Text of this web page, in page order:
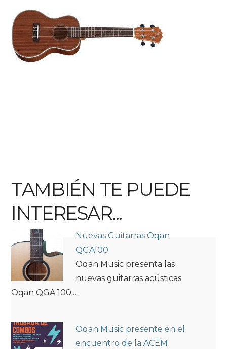
TAMBIÉN TE PUEDE
INTERESAR...
Nuevas Guitarras Oqan
QGA100
Oqan Music presenta las
nuevas guitarras acústicas
Oqan QGA 100.…
Oqan Music presente en el
encuentro de la ACEM